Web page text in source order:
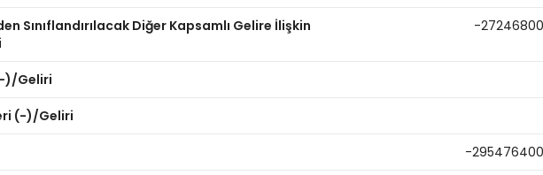
Sınıflandırılacak Diğer Kapsamlı Gelire İlişkin
-
)/Geliri
(-)/Geliri
-